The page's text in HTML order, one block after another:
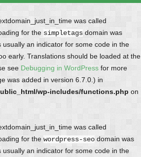
was called
for the simpletags domain was
an indicator for some code in the
early. Translations should be loaded at the
see Debugging in WordPress for more
was added in version 6.7.0.) in
wp-includes/functions.php on
was called
for the wordpress-seo domain was
an indicator for some code in the